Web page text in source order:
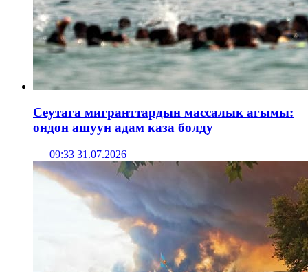
Сеутага мигранттардын массалык агымы:
ондон ашуун адам каза болду
09:33 31.07.2026